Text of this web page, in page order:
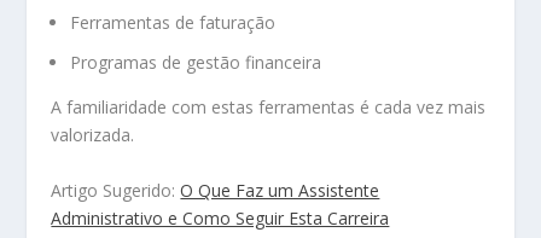
Ferramentas de faturação
Programas de gestão financeira
A familiaridade com estas ferramentas é cada vez mais
valorizada.
Artigo Sugerido:O Que Faz um Assistente
Administrativo e Como Seguir Esta Carreira